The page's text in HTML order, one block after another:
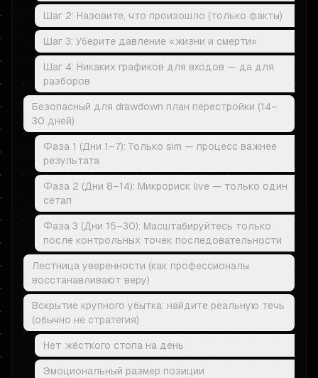
Шаг 2: Назовите, что произошло (только факты)
Шаг 3: Уберите давление «жизни и смерти»
Шаг 4: Никаких графиков для входов — да для
разборов
Безопасный для drawdown план перестройки (14–
30 дней)
Фаза 1 (Дни 1–7): Только sim — процесс важнее
результата
Фаза 2 (Дни 8–14): Микрориск live — только один
сетап
Фаза 3 (Дни 15–30): Масштабируйтесь только
после контрольных точек последовательности
Лестница уверенности (как профессионалы
восстанавливают веру)
Вскрытие крупного убытка: найдите реальную течь
(обычно не стратегия)
Нет жёсткого стопа на день
Эмоциональный размер позиции